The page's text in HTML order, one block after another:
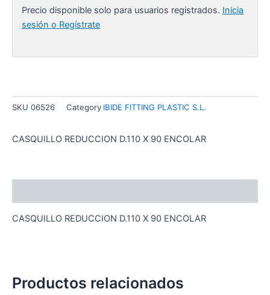
Precio disponible solo para usuarios registrados. Inicia
sesión o Regístrate
SKU 06526 Category IBIDE FITTING PLASTIC S.L.
CASQUILLO REDUCCION D.110 X 90 ENCOLAR
CASQUILLO REDUCCION D.110 X 90 ENCOLAR
Productos relacionados